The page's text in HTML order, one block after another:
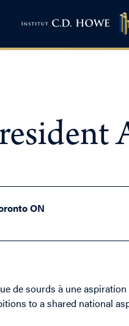
ON
de sourds à une
to a shared national